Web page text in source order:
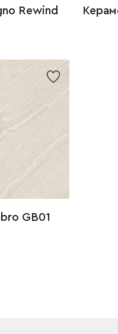
Rewind
GB01